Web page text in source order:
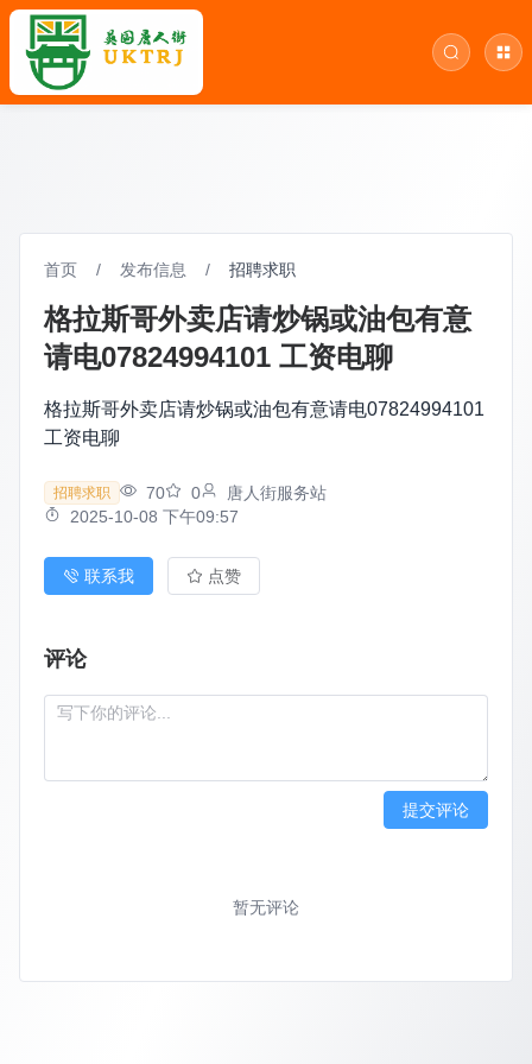
首页 / 发布信息 / 招聘求职
格拉斯哥外卖店请炒锅或油包有意
请电07824994101 工资电聊
格拉斯哥外卖店请炒锅或油包有意请电07824994101
工资电聊
招聘求职 70 0
唐人街服务站
2025-10-08 下午09:57
联系我 点赞
评论
提交评论
暂无评论